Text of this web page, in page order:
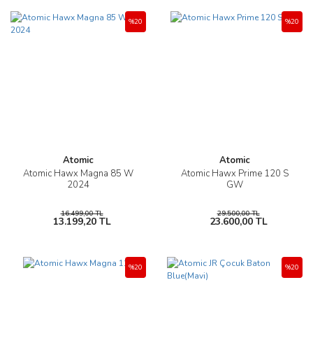
Atomic
Atomic Hawx Magna 85 W
2024
%20
16.499,00 TL
13.199,20 TL
Atomic
Atomic Hawx Prime 120 S
GW
%20
29.500,00 TL
23.600,00 TL
%20 %20